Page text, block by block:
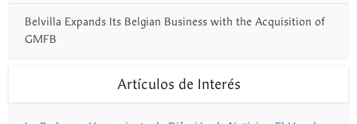
Belvilla Expands Its Belgian Business with the Acquisition of
GMFB
Artículos de Interés